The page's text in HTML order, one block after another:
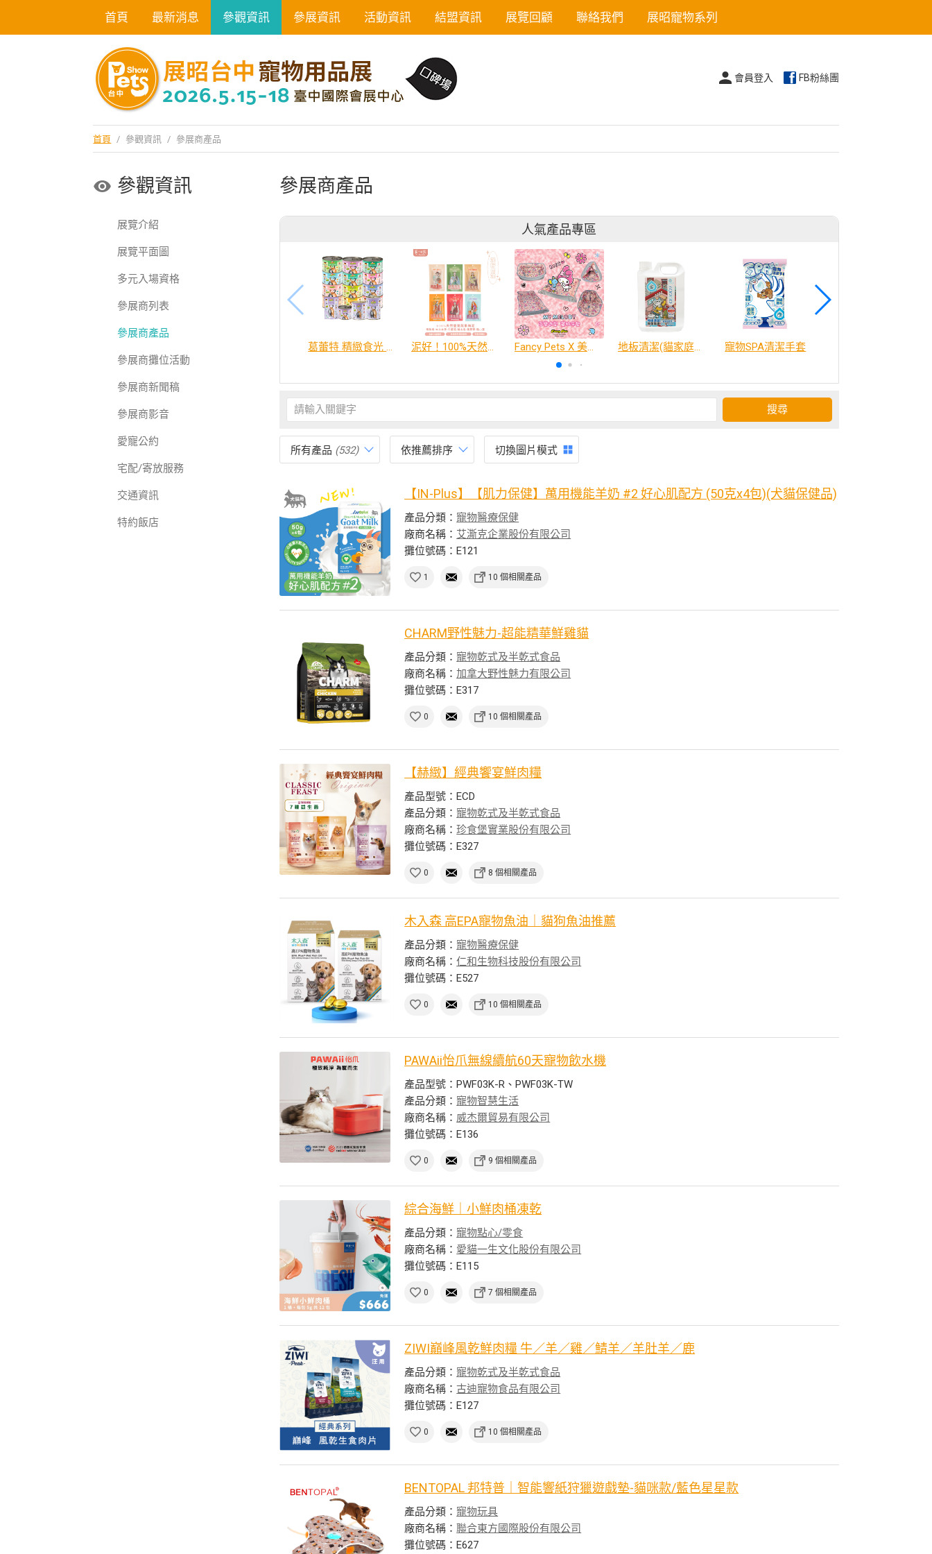
首頁 最新消息 參觀資訊 參展資訊 活動資訊 結盟資訊 展覽回顧 聯絡我們 展昭寵物系列
會員登入 FB粉絲團
首頁 / 參觀資訊 / 參展商產品
參觀資訊
展覽介紹
展覽平面圖
多元入場資格
參展商列表
參展商產品
參展商攤位活動
參展商新聞稿
參展商影音
愛寵公約
宅配/寄放服務
交通資訊
特約飯店
參展商產品
人氣產品專區
葛蕾特 精緻食光 主食貓罐、貓餐包 泥好！100%天然營養蔬果肉泥 Fancy Pets X 美樂蒂 百變造型寵物睡床墊 地板清潔(貓家庭適用)2000ml 寵物SPA清潔手套
所有產品 (532) 依推薦排序 切換圖片模式
【IN-Plus】【肌力保健】萬用機能羊奶 #2 好心肌配方 (50克x4包)(犬貓保健品)
產品分類：寵物醫療保健
廠商名稱： 艾澌克企業股份有限公司
攤位號碼：E121
1 10 個相關產品
CHARM野性魅力-超能精華鮮雞貓
產品分類：寵物乾式及半乾式食品
廠商名稱：加拿大野性魅力有限公司
攤位號碼：E317
0 10 個相關產品
【赫緻】經典饗宴鮮肉糧
產品型號：ECD
產品分類：寵物乾式及半乾式食品
廠商名稱：珍食堡實業股份有限公司
攤位號碼：E327
0 8 個相關產品
木入森 高EPA寵物魚油｜貓狗魚油推薦
產品分類：寵物醫療保健
廠商名稱：仁和生物科技股份有限公司
攤位號碼：E527
0 10 個相關產品
PAWAii怡爪無線續航60天寵物飲水機
產品型號：PWF03K-R、PWF03K-TW
產品分類：寵物智慧生活
廠商名稱： 威杰爾貿易有限公司
攤位號碼：E136
0 9 個相關產品
綜合海鮮｜小鮮肉桶凍乾
產品分類：寵物點心/零食
廠商名稱： 愛貓一生文化股份有限公司
攤位號碼：E115
0 7 個相關產品
ZIWI巔峰風乾鮮肉糧 牛／羊／雞／鯖羊／羊肚羊／鹿
產品分類：寵物乾式及半乾式食品
廠商名稱：古迪寵物食品有限公司
攤位號碼：E127
0 10 個相關產品
BENTOPAL 邦特普｜智能響紙狩獵遊戲墊-貓咪款/藍色星星款
產品分類：寵物玩具
廠商名稱：聯合東方國際股份有限公司
攤位號碼：E627